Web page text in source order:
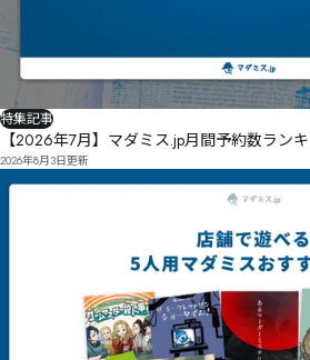
特集記事
【2026年7月】マダミス.jp月間予約数ラン
2026年8月3日更新